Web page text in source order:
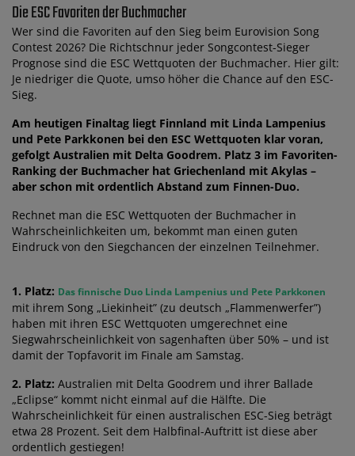
Die ESC Favoriten der Buchmacher
Wer sind die Favoriten auf den Sieg beim Eurovision Song
Contest 2026? Die Richtschnur jeder Songcontest-Sieger
Prognose sind die ESC Wettquoten der Buchmacher. Hier gilt:
Je niedriger die Quote, umso höher die Chance auf den ESC-
Sieg.
Am heutigen Finaltag liegt Finnland mit Linda Lampenius
und Pete Parkkonen bei den ESC Wettquoten klar voran,
gefolgt Australien mit Delta Goodrem. Platz 3 im Favoriten-
Ranking der Buchmacher hat Griechenland mit Akylas –
aber schon mit ordentlich Abstand zum Finnen-Duo.
Rechnet man die ESC Wettquoten der Buchmacher in
Wahrscheinlichkeiten um, bekommt man einen guten
Eindruck von den Siegchancen der einzelnen Teilnehmer.
1. Platz: Das finnische Duo Linda Lampenius und Pete Parkkonen
mit ihrem Song „Liekinheit” (zu deutsch „Flammenwerfer”)
haben mit ihren ESC Wettquoten umgerechnet eine
Siegwahrscheinlichkeit von sagenhaften über 50% – und ist
damit der Topfavorit im Finale am Samstag.
2. Platz: Australien mit Delta Goodrem und ihrer Ballade
„Eclipse“ kommt nicht einmal auf die Hälfte. Die
Wahrscheinlichkeit für einen australischen ESC-Sieg beträgt
etwa 28 Prozent. Seit dem Halbfinal-Auftritt ist diese aber
ordentlich gestiegen!